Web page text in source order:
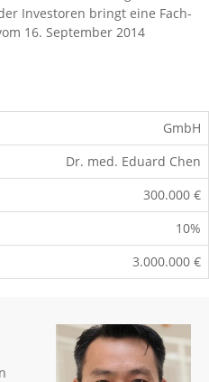
Investoren bringt eine Fach-
16. September 2014
GmbH
Dr. med. Eduard Chen
300.000 €
10%
3.000.000 €